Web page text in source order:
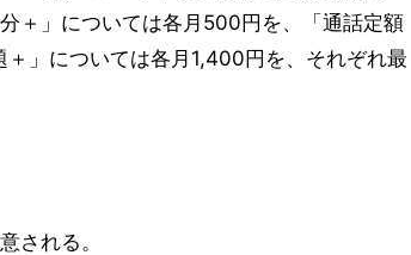
＋」については各月500円を、「通話定額
」については各月1,400円を、それぞれ最
される。